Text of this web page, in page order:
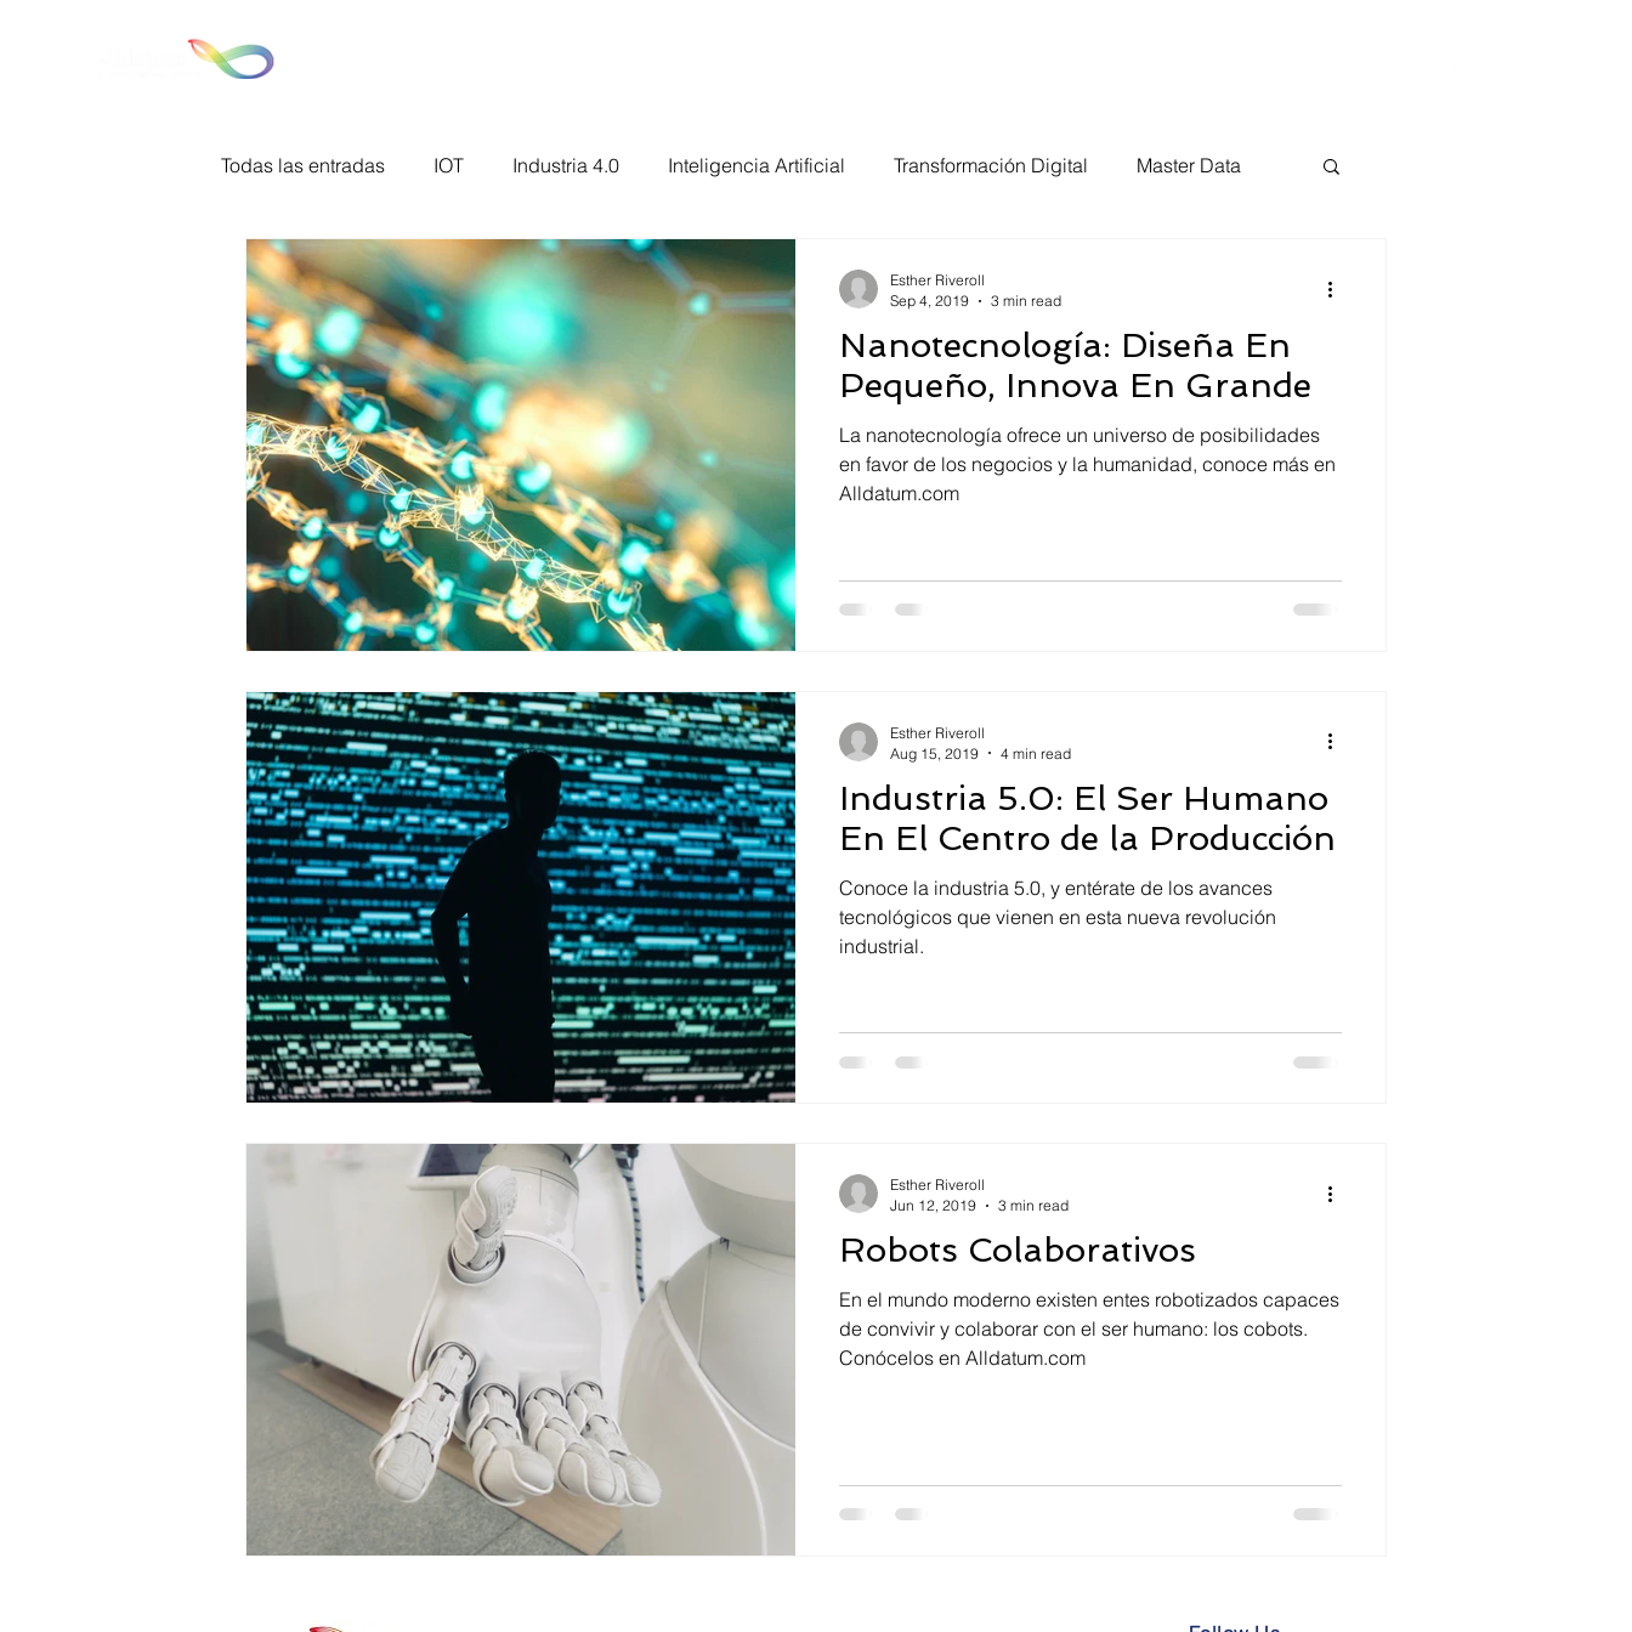
Todas las entradas IOT Industria 4.0 Inteligencia Artificial Transformación Digital Master Data
Big Data Tecnologías de la Información Internet de las Cosas
Nanotecnología: Diseña En
Pequeño, Innova En Grande
La nanotecnología ofrece un universo de posibilidades
en favor de los negocios y la humanidad, conoce más en
Alldatum.com
Esther Riveroll
Sep 4, 2019
3 min read
Industria 5.0: El Ser Humano
En El Centro de la Producción
Conoce la industria 5.0, y entérate de los avances
tecnológicos que vienen en esta nueva revolución
industrial.
Esther Riveroll
Aug 15, 2019
4 min read
Robots Colaborativos
En el mundo moderno existen entes robotizados capaces
de convivir y colaborar con el ser humano: los cobots.
Conócelos en Alldatum.com
Esther Riveroll
Jun 12, 2019
3 min read